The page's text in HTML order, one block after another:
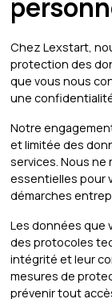
Chez Lexstart,
protection des
que vous nous
une
Notre
et limitée des
services. Nous
essentielles pour
démarches
Les données que
des protocoles
intégrité et leur
mesures de
prévenir tout